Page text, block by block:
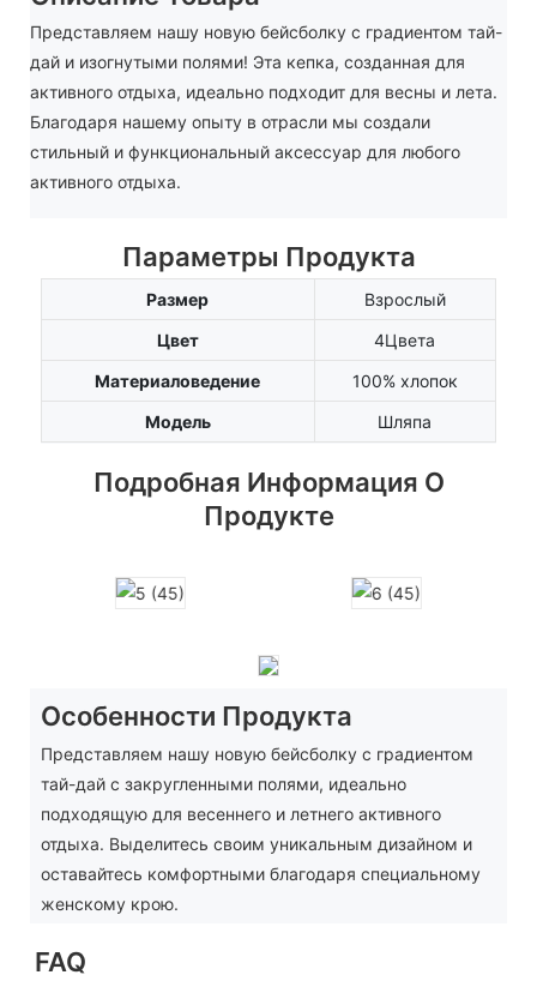
Представляем нашу новую бейсболку с градиентом тай-
дай и изогнутыми полями! Эта кепка, созданная для
активного отдыха, идеально подходит для весны и лета.
Благодаря нашему опыту в отрасли мы создали
стильный и функциональный аксессуар для любого
активного отдыха.
Параметры Продукта
Размер
Взрослый
Цвет
4Цвета
Материаловедение
100% хлопок
Модель
Шляпа
Подробная Информация О
Продукте
Особенности Продукта
Представляем нашу новую бейсболку с градиентом
тай-дай с закругленными полями, идеально
подходящую для весеннего и летнего активного
отдыха. Выделитесь своим уникальным дизайном и
оставайтесь комфортными благодаря специальному
женскому крою.
FAQ